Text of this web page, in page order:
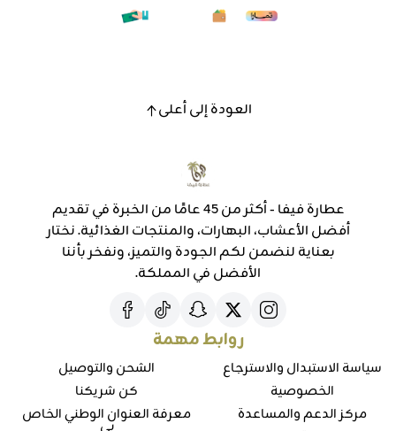
العودة إلى أعلى
عطارة فيفا - أكثر من 45 عامًا من الخبرة في تقديم
أفضل الأعشاب، البهارات، والمنتجات الغذائية. نختار
بعناية لنضمن لكم الجودة والتميز، ونفخر بأننا
الأفضل في المملكة.
روابط مهمة
سياسة الاستبدال والاسترجاع
الخصوصية
مركز الدعم والمساعدة
الشحن والتوصيل
كن شريكنا
معرفة العنوان الوطني الخاص